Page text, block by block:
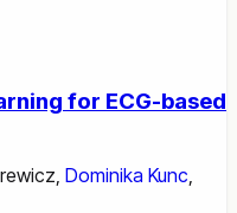
for ECG-based
, Dominika Kunc,